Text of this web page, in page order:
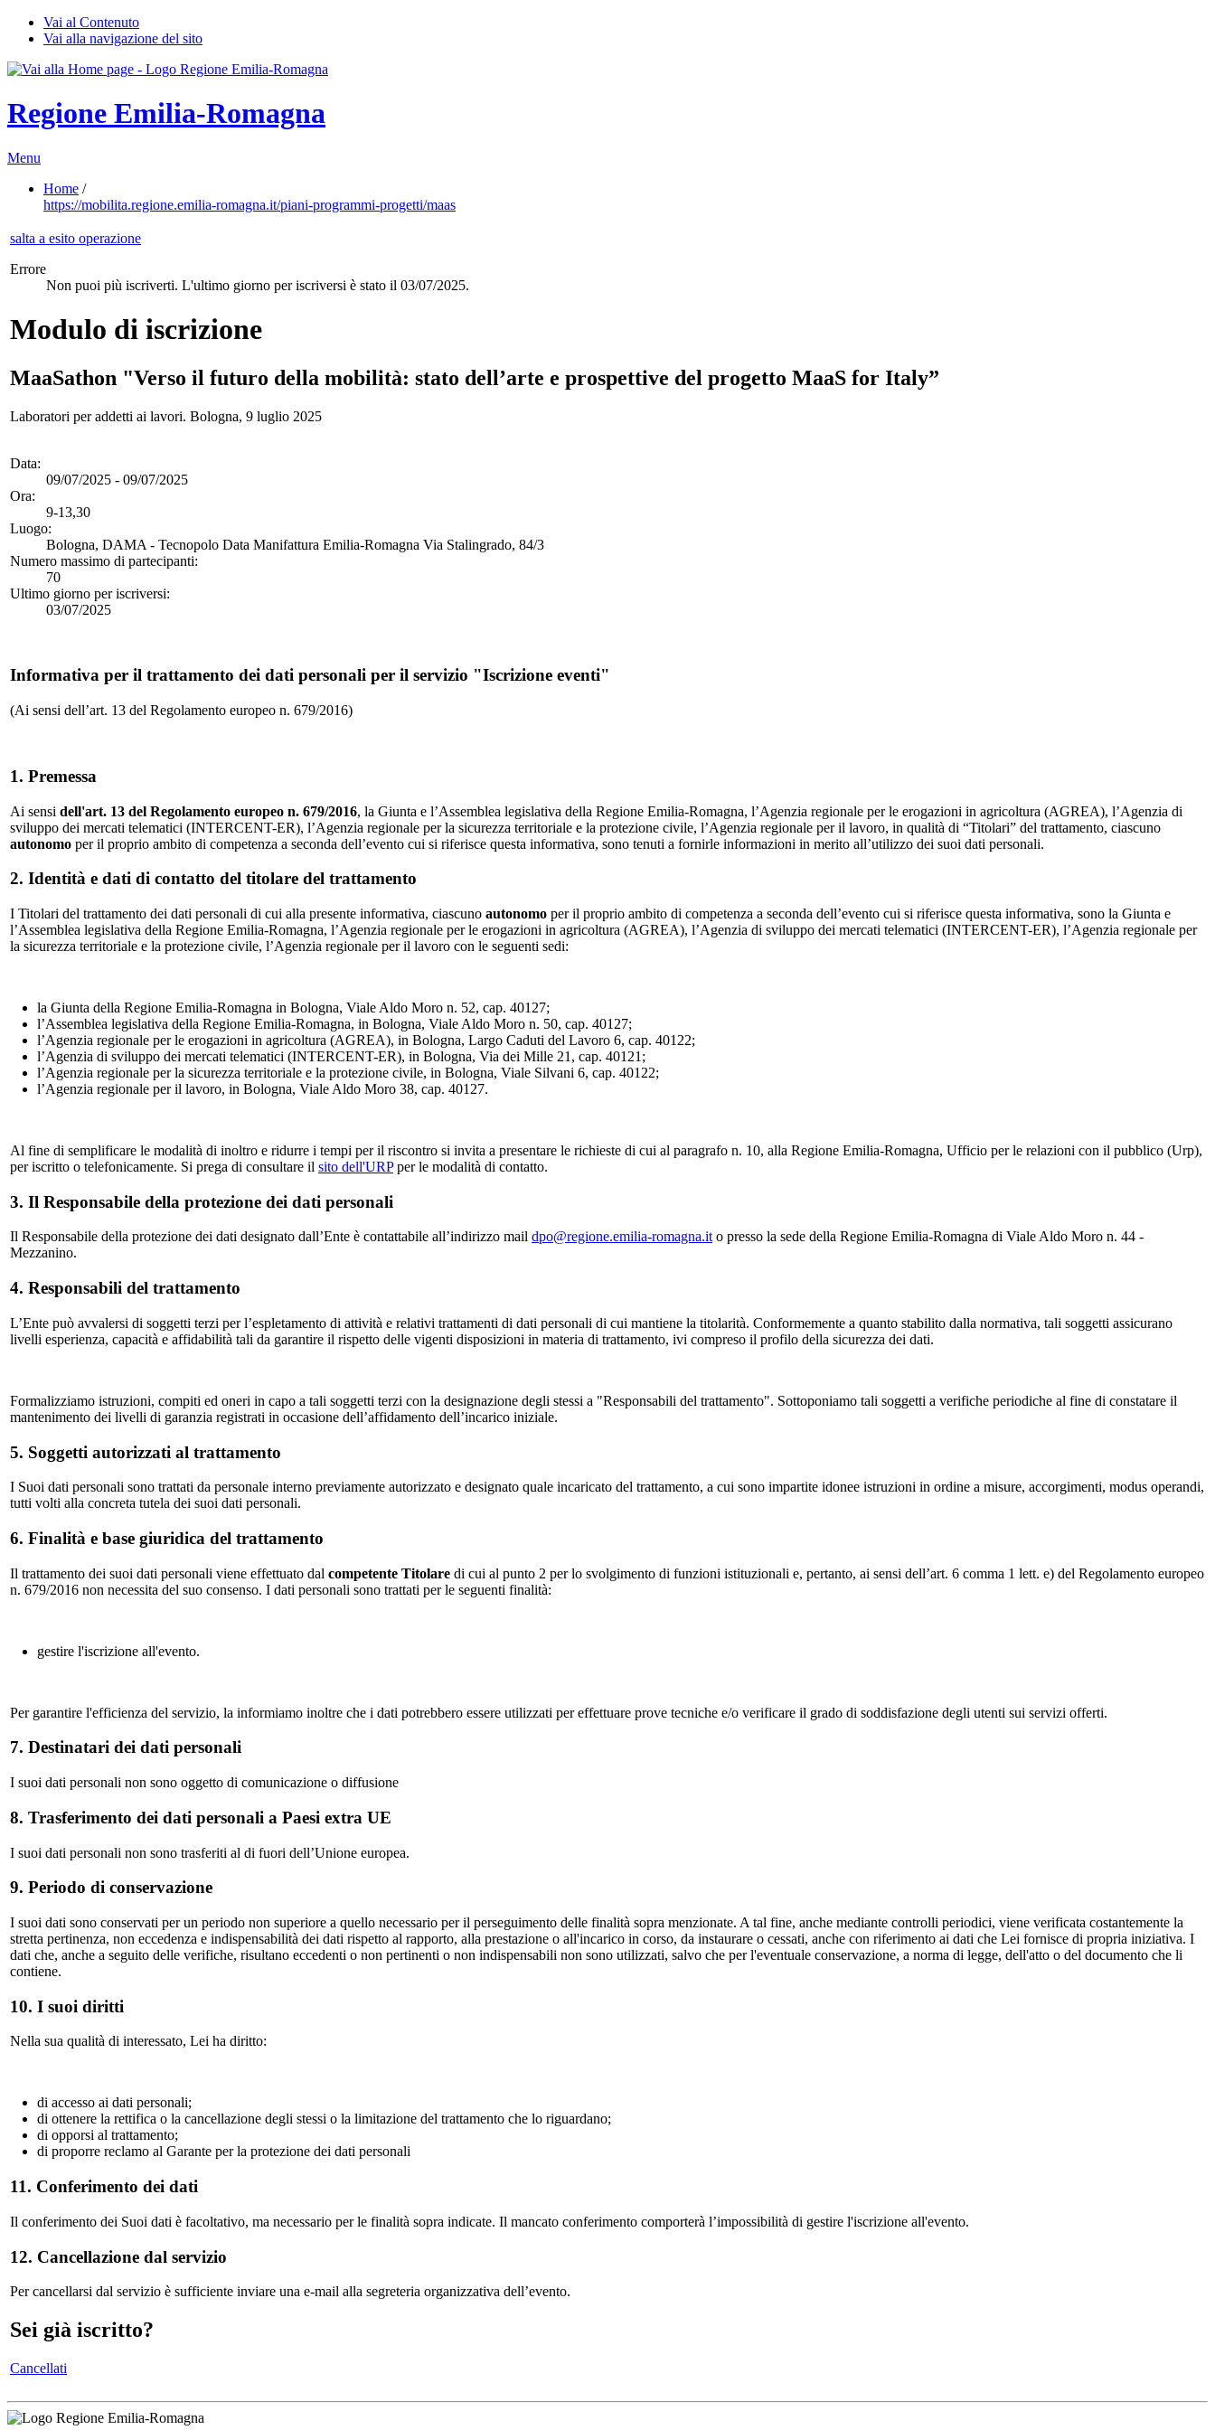
Vai al Contenuto
Vai alla navigazione del sito
Regione Emilia-Romagna
Menu
Home /
https://mobilita.regione.emilia-romagna.it/piani-programmi-progetti/maas
salta a esito operazione
Errore
Non puoi più iscriverti. L'ultimo giorno per iscriversi è stato il 03/07/2025.
Modulo di iscrizione
MaaSathon "Verso il futuro della mobilità: stato dell’arte e prospettive del progetto MaaS for Italy”
Laboratori per addetti ai lavori. Bologna, 9 luglio 2025
Data:
09/07/2025 - 09/07/2025
Ora:
9-13,30
Luogo:
Bologna, DAMA - Tecnopolo Data Manifattura Emilia-Romagna Via Stalingrado, 84/3
Numero massimo di partecipanti:
70
Ultimo giorno per iscriversi:
03/07/2025
Informativa per il trattamento dei dati personali per il servizio "Iscrizione eventi"
(Ai sensi dell’art. 13 del Regolamento europeo n. 679/2016)
1. Premessa
Ai sensi dell'art. 13 del Regolamento europeo n. 679/2016, la Giunta e l’Assemblea legislativa della Regione Emilia-Romagna, l’Agenzia regionale per le erogazioni in agricoltura (AGREA), l’Agenzia di
sviluppo dei mercati telematici (INTERCENT-ER), l’Agenzia regionale per la sicurezza territoriale e la protezione civile, l’Agenzia regionale per il lavoro, in qualità di “Titolari” del trattamento, ciascuno
autonomo per il proprio ambito di competenza a seconda dell’evento cui si riferisce questa informativa, sono tenuti a fornirle informazioni in merito all’utilizzo dei suoi dati personali.
2. Identità e dati di contatto del titolare del trattamento
I Titolari del trattamento dei dati personali di cui alla presente informativa, ciascuno autonomo per il proprio ambito di competenza a seconda dell’evento cui si riferisce questa informativa, sono la Giunta e
l’Assemblea legislativa della Regione Emilia-Romagna, l’Agenzia regionale per le erogazioni in agricoltura (AGREA), l’Agenzia di sviluppo dei mercati telematici (INTERCENT-ER), l’Agenzia regionale per
la sicurezza territoriale e la protezione civile, l’Agenzia regionale per il lavoro con le seguenti sedi:
la Giunta della Regione Emilia-Romagna in Bologna, Viale Aldo Moro n. 52, cap. 40127;
l’Assemblea legislativa della Regione Emilia-Romagna, in Bologna, Viale Aldo Moro n. 50, cap. 40127;
l’Agenzia regionale per le erogazioni in agricoltura (AGREA), in Bologna, Largo Caduti del Lavoro 6, cap. 40122;
l’Agenzia di sviluppo dei mercati telematici (INTERCENT-ER), in Bologna, Via dei Mille 21, cap. 40121;
l’Agenzia regionale per la sicurezza territoriale e la protezione civile, in Bologna, Viale Silvani 6, cap. 40122;
l’Agenzia regionale per il lavoro, in Bologna, Viale Aldo Moro 38, cap. 40127.
Al fine di semplificare le modalità di inoltro e ridurre i tempi per il riscontro si invita a presentare le richieste di cui al paragrafo n. 10, alla Regione Emilia-Romagna, Ufficio per le relazioni con il pubblico (Urp),
per iscritto o telefonicamente. Si prega di consultare il sito dell'URPper le modalità di contatto.
3. Il Responsabile della protezione dei dati personali
Il Responsabile della protezione dei dati designato dall’Ente è contattabile all’indirizzo mail dpo@regione.emilia-romagna.ito presso la sede della Regione Emilia-Romagna di Viale Aldo Moro n. 44 -
Mezzanino.
4. Responsabili del trattamento
L’Ente può avvalersi di soggetti terzi per l’espletamento di attività e relativi trattamenti di dati personali di cui mantiene la titolarità. Conformemente a quanto stabilito dalla normativa, tali soggetti assicurano
livelli esperienza, capacità e affidabilità tali da garantire il rispetto delle vigenti disposizioni in materia di trattamento, ivi compreso il profilo della sicurezza dei dati.
Formalizziamo istruzioni, compiti ed oneri in capo a tali soggetti terzi con la designazione degli stessi a "Responsabili del trattamento". Sottoponiamo tali soggetti a verifiche periodiche al fine di constatare il
mantenimento dei livelli di garanzia registrati in occasione dell’affidamento dell’incarico iniziale.
5. Soggetti autorizzati al trattamento
I Suoi dati personali sono trattati da personale interno previamente autorizzato e designato quale incaricato del trattamento, a cui sono impartite idonee istruzioni in ordine a misure, accorgimenti, modus operandi,
tutti volti alla concreta tutela dei suoi dati personali.
6. Finalità e base giuridica del trattamento
Il trattamento dei suoi dati personali viene effettuato dal competente Titolare di cui al punto 2 per lo svolgimento di funzioni istituzionali e, pertanto, ai sensi dell’art. 6 comma 1 lett. e) del Regolamento europeo
n. 679/2016 non necessita del suo consenso. I dati personali sono trattati per le seguenti finalità:
gestire l'iscrizione all'evento.
Per garantire l'efficienza del servizio, la informiamo inoltre che i dati potrebbero essere utilizzati per effettuare prove tecniche e/o verificare il grado di soddisfazione degli utenti sui servizi offerti.
7. Destinatari dei dati personali
I suoi dati personali non sono oggetto di comunicazione o diffusione
8. Trasferimento dei dati personali a Paesi extra UE
I suoi dati personali non sono trasferiti al di fuori dell’Unione europea.
9. Periodo di conservazione
I suoi dati sono conservati per un periodo non superiore a quello necessario per il perseguimento delle finalità sopra menzionate. A tal fine, anche mediante controlli periodici, viene verificata costantemente la
stretta pertinenza, non eccedenza e indispensabilità dei dati rispetto al rapporto, alla prestazione o all'incarico in corso, da instaurare o cessati, anche con riferimento ai dati che Lei fornisce di propria iniziativa. I
dati che, anche a seguito delle verifiche, risultano eccedenti o non pertinenti o non indispensabili non sono utilizzati, salvo che per l'eventuale conservazione, a norma di legge, dell'atto o del documento che li
contiene.
10. I suoi diritti
Nella sua qualità di interessato, Lei ha diritto:
di accesso ai dati personali;
di ottenere la rettifica o la cancellazione degli stessi o la limitazione del trattamento che lo riguardano;
di opporsi al trattamento;
di proporre reclamo al Garante per la protezione dei dati personali
11. Conferimento dei dati
Il conferimento dei Suoi dati è facoltativo, ma necessario per le finalità sopra indicate. Il mancato conferimento comporterà l’impossibilità di gestire l'iscrizione all'evento.
12. Cancellazione dal servizio
Per cancellarsi dal servizio è sufficiente inviare una e-mail alla segreteria organizzativa dell’evento.
Sei già iscritto?
Cancellati